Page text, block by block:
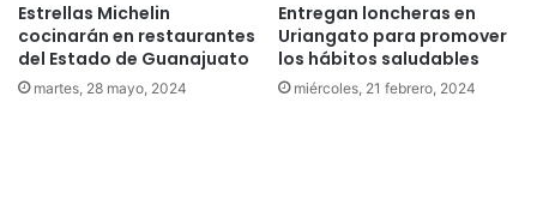
Estrellas Michelin
cocinarán en restaurantes
del Estado de Guanajuato
martes, 28 mayo, 2024
Entregan loncheras en
Uriangato para promover
los hábitos saludables
miércoles, 21 febrero, 2024